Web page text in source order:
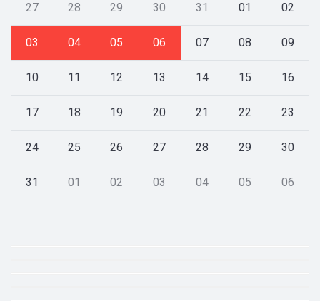
27 28 29 30 31 01 02
03 04 05 06 07 08 09
10 11 12 13 14 15 16
17 18 19 20 21 22 23
24 25 26 27 28 29 30
31 01 02 03 04 05 06